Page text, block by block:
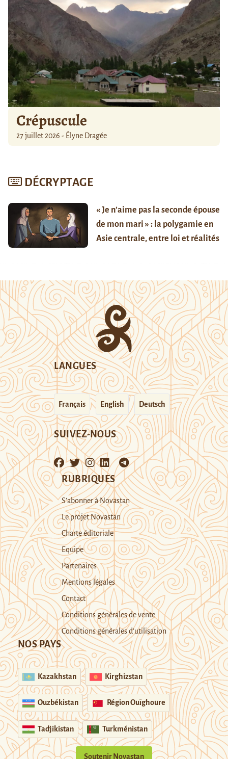
Crépuscule
27 juillet 2026 - Élyne Dragée
DÉCRYPTAGE
« Je n’aime pas la seconde épouse
de mon mari » : la polygamie en
Asie centrale, entre loi et réalités
LANGUES
Français English Deutsch
SUIVEZ-NOUS
RUBRIQUES
S’abonner à Novastan
Le projet Novastan
Charte éditoriale
Equipe
Partenaires
Mentions légales
Contact
Conditions générales de vente
Conditions générales d’utilisation
NOS PAYS
Kazakhstan Kirghizstan
Ouzbékistan Région Ouïghoure
Tadjikistan Turkménistan
Soutenir Novastan